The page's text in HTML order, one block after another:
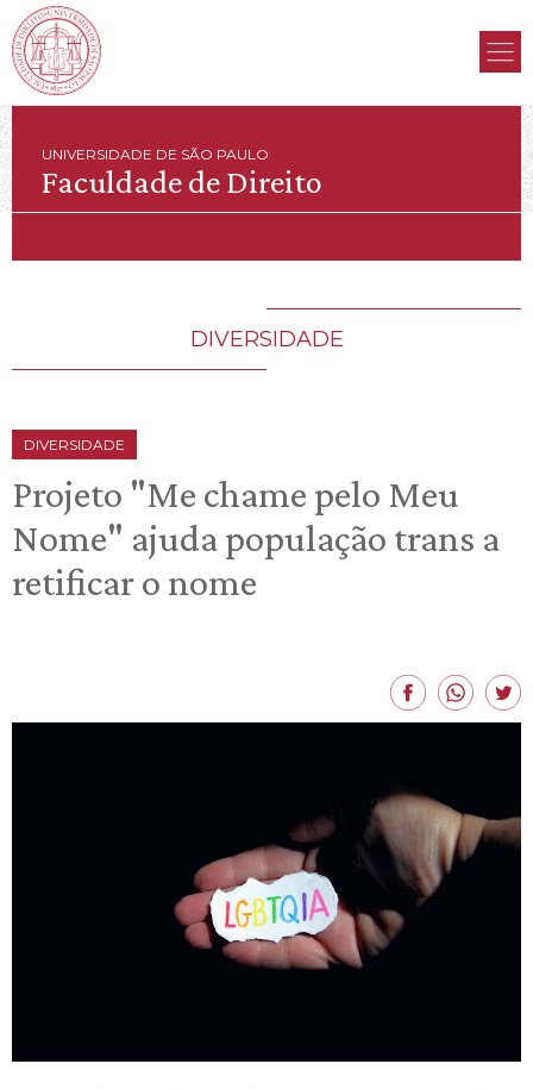
UNIVERSIDADE DE SÃO PAULO
Faculdade de Direito
DIVERSIDADE
DIVERSIDADE
Projeto "Me chame pelo Meu
Nome" ajuda população trans a
retificar o nome